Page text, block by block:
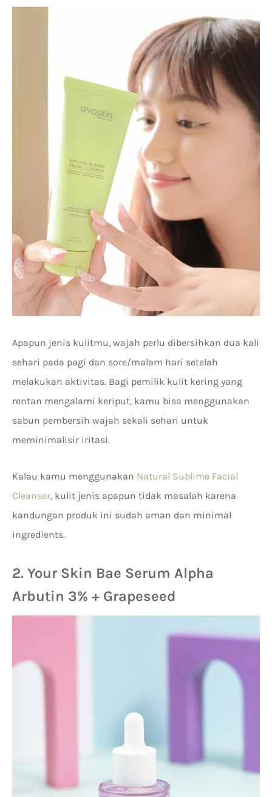
Apapun jenis kulitmu, wajah perlu dibersihkan dua kali
sehari pada pagi dan sore/malam hari setelah
melakukan aktivitas. Bagi pemilik kulit kering yang
rentan mengalami keriput, kamu bisa menggunakan
sabun pembersih wajah sekali sehari untuk
meminimalisir iritasi.
Kalau kamu menggunakan Natural Sublime Facial
Cleanser, kulit jenis apapun tidak masalah karena
kandungan produk ini sudah aman dan minimal
ingredients.
2. Your Skin Bae Serum Alpha
Arbutin 3% + Grapeseed